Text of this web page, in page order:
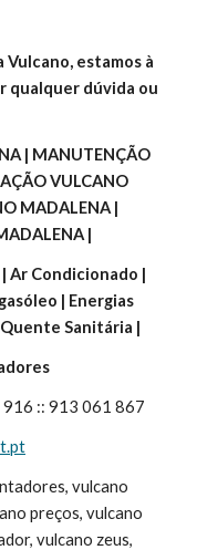
estamos à
qualquer dúvida ou
| MANUTENÇÃO
VULCANO
MADALENA |
|
Ar Condicionado |
| Energias
Sanitária |
:: 913 061 867
vulcano
preços, vulcano
vulcano zeus,